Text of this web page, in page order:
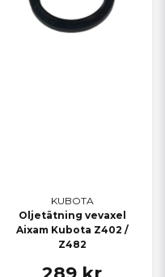
KUBOTA
Oljetätning vevaxel
Aixam Kubota Z402 /
Z482